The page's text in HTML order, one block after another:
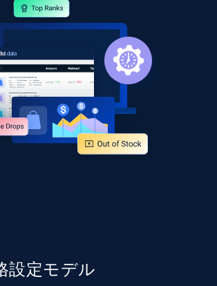
id, Product name, Manufacturer,
355+ 今すぐ始める
US - Discover products by
設定モデル